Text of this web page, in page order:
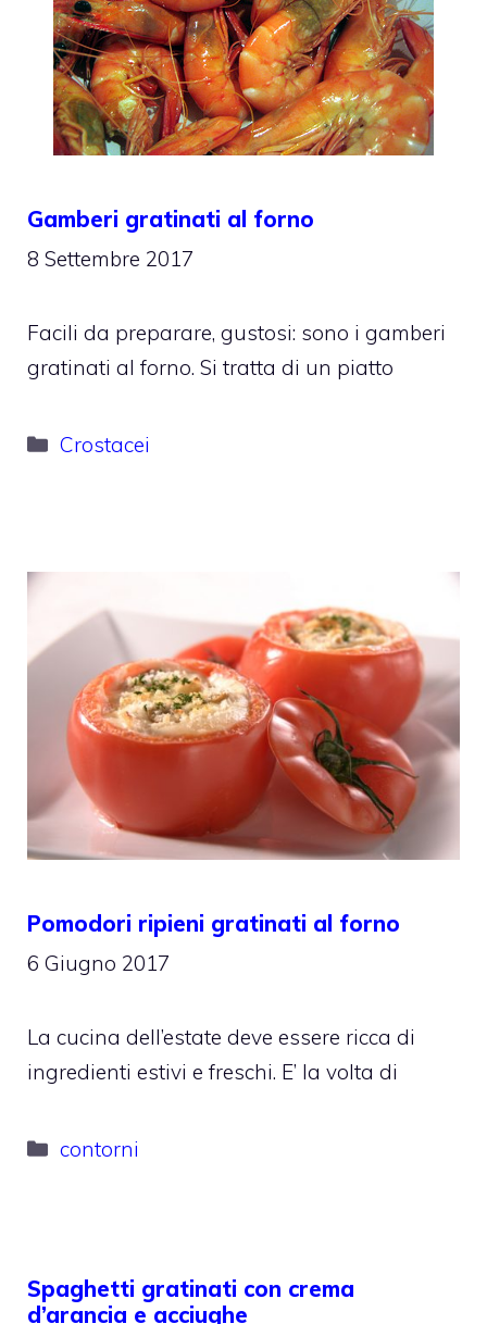
Gamberi gratinati al forno
8 Settembre 2017
Facili da preparare, gustosi: sono i gamberi
gratinati al forno. Si tratta di un piatto
Categorie
Crostacei
Pomodori ripieni gratinati al forno
6 Giugno 2017
La cucina dell’estate deve essere ricca di
ingredienti estivi e freschi. E’ la volta di
Categorie
contorni
Spaghetti gratinati con crema
d’arancia e acciughe